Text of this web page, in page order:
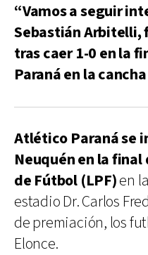
“Vamos a seguir
Sebastián Arbitelli,
tras caer 1-0 en la
Paraná en la
Atlético Paraná se
Neuquén en la final
de Fútbol (LPF)en
estadio Dr. Carlos
de premiación, los
Elonce.